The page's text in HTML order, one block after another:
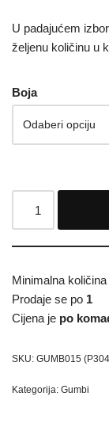
U padajućem
željenu količinu u
Boja
Minimalna količina
Prodaje se po 1
Cijena je po
SKU: GUMB015
Kategorija: Gumbi